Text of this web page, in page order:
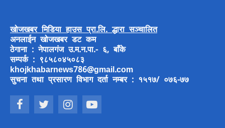
खोजखबर मिडिया हाउस प्रा.लि. द्धारा सञ्चालित
अनलाईन खोजखबर डट कम
ठेगाना : नेपालगंज उ.म.न.पा.- ६, बाँके
सम्पर्क : ९८५८०४५०८३
khojkhabarnews786@gmail.com
सुचना तथा प्रसारण विभाग दर्ता नम्बर : १५१७/ ०७६-७७